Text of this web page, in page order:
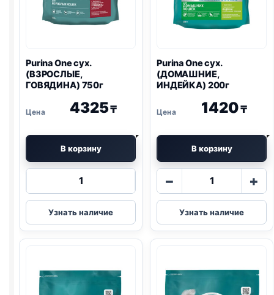
Purina Oneсух.
(ВЗРОСЛЫЕ,
ГОВЯДИНА) 750г
4325₸
В корзину
Количество
Purina
One
сух.
750г
Узнать наличие
Purina Oneсух.
(ДОМАШНИЕ,
ИНДЕЙКА) 200г
1420₸
В корзину
−
Количество
Purina
One
сух.
200г
+
Узнать наличие